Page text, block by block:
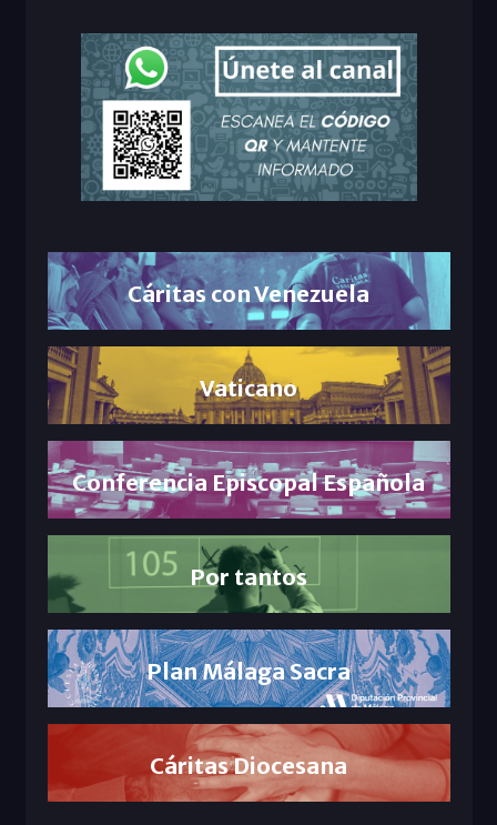
Cáritas con Venezuela
Vaticano
Conferencia Episcopal Española
Por tantos
Plan Málaga Sacra
Cáritas Diocesana